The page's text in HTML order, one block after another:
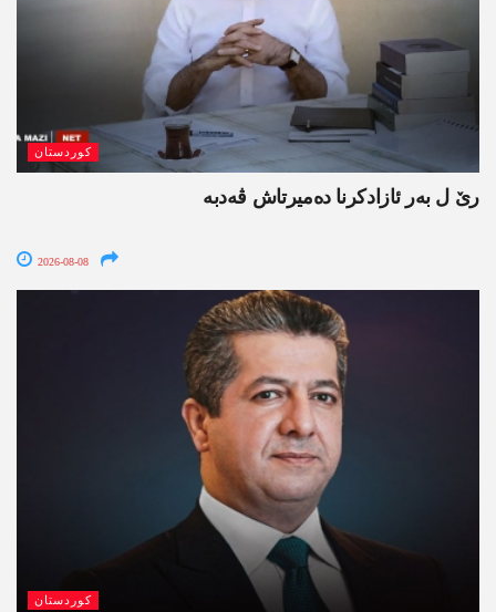
کوردستان
رێ ل بەر ئازادکرنا دەمیرتاش ڤەدبە
2026-08-08
کوردستان